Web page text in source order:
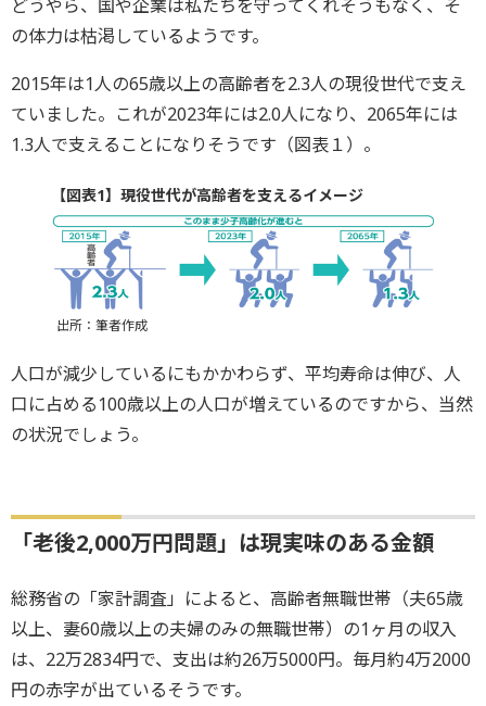
どうやら、国や企業は私たちを守ってくれそうもなく、そ
の体力は枯渇しているようです。
2015年は1人の65歳以上の高齢者を2.3人の現役世代で支え
ていました。これが2023年には2.0人になり、2065年には
1.3人で支えることになりそうです（図表１）。
【図表1】現役世代が高齢者を支えるイメージ
出所：筆者作成
人口が減少しているにもかかわらず、平均寿命は伸び、人
口に占める100歳以上の人口が増えているのですから、当然
の状況でしょう。
「老後2,000万円問題」は現実味のある金額
総務省の「家計調査」によると、高齢者無職世帯（夫65歳
以上、妻60歳以上の夫婦のみの無職世帯）の1ヶ月の収入
は、22万2834円で、支出は約26万5000円。毎月約4万2000
円の赤字が出ているそうです。